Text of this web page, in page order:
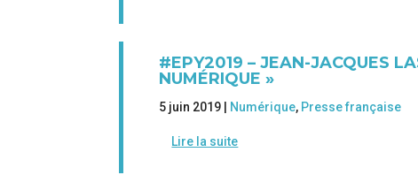
#EPY2019 – JEAN-JACQUES
NUMÉRIQUE »
5 juin 2019 | Numérique, Presse française
Lire la suite